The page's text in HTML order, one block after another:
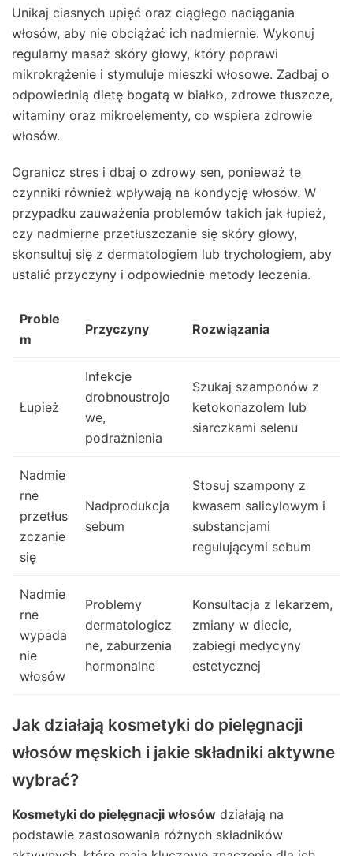
Unikaj ciasnych upięć oraz ciągłego naciągania
włosów, aby nie obciążać ich nadmiernie. Wykonuj
regularny masaż skóry głowy, który poprawi
mikrokrążenie i stymuluje mieszki włosowe. Zadbaj o
odpowiednią dietę bogatą w białko, zdrowe tłuszcze,
witaminy oraz mikroelementy, co wspiera zdrowie
włosów.
Ogranicz stres i dbaj o zdrowy sen, ponieważ te
czynniki również wpływają na kondycję włosów. W
przypadku zauważenia problemów takich jak łupież,
czy nadmierne przetłuszczanie się skóry głowy,
skonsultuj się z dermatologiem lub trychologiem, aby
ustalić przyczyny i odpowiednie metody leczenia.
Proble
m
Przyczyny Rozwiązania
Łupież
Infekcje
drobnoustrojo
we,
podrażnienia
Szukaj szamponów z
ketokonazolem lub
siarczkami selenu
Nadmie
rne
przetłus
zczanie
się
Nadprodukcja
sebum
Stosuj szampony z
kwasem salicylowym i
substancjami
regulującymi sebum
Nadmie
rne
wypada
nie
włosów
Problemy
dermatologicz
ne, zaburzenia
hormonalne
Konsultacja z lekarzem,
zmiany w diecie,
zabiegi medycyny
estetycznej
Jak działają kosmetyki do pielęgnacji
włosów męskich i jakie składniki aktywne
wybrać?
Kosmetyki do pielęgnacji włosów działają na
podstawie zastosowania różnych składników